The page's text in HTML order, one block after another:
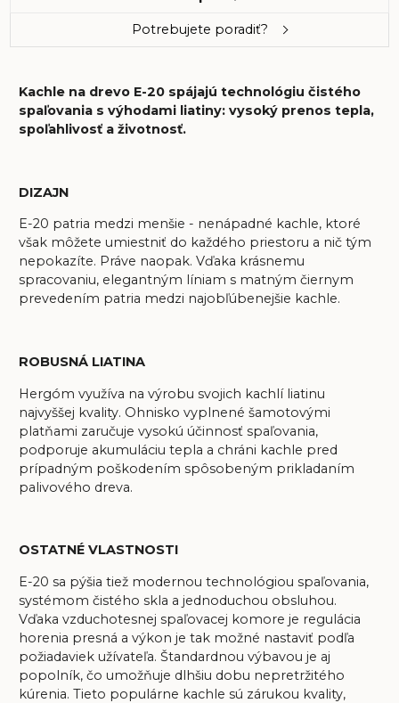
Potrebujete poradiť?
Kachle na drevo E-20 spájajú technológiu čistého
spaľovania s výhodami liatiny: vysoký prenos tepla,
spoľahlivosť a životnosť.
DIZAJN
E-20 patria medzi menšie - nenápadné kachle, ktoré
však môžete umiestniť do každého priestoru a nič tým
nepokazíte. Práve naopak. Vďaka krásnemu
spracovaniu, elegantným líniam s matným čiernym
prevedením patria medzi najobľúbenejšie kachle.
ROBUSNÁ LIATINA
Hergóm využíva na výrobu svojich kachlí liatinu
najvyššej kvality. Ohnisko vyplnené šamotovými
platňami zaručuje vysokú účinnosť spaľovania,
podporuje akumuláciu tepla a chráni kachle pred
prípadným poškodením spôsobeným prikladaním
palivového dreva.
OSTATNÉ VLASTNOSTI
E-20 sa pýšia tiež modernou technológiou spaľovania,
systémom čistého skla a jednoduchou obsluhou.
Vďaka vzduchotesnej spaľovacej komore je regulácia
horenia presná a výkon je tak možné nastaviť podľa
požiadaviek užívateľa. Štandardnou výbavou je aj
popolník, čo umožňuje dlhšiu dobu nepretržitého
kúrenia. Tieto populárne kachle sú zárukou kvality,